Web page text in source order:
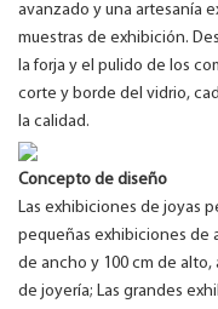
avanzado y una artesanía
muestras de exhibición.
la forja y el pulido de los
corte y borde del vidrio,
la calidad.
Concepto de diseño
Las exhibiciones de joyas
pequeñas exhibiciones de
de ancho y 100 cm de alto,
de joyería; Las grandes